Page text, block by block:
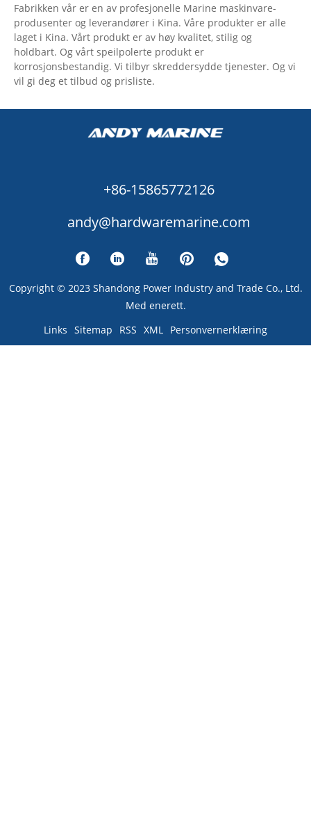
Fabrikken vår er en av profesjonelle Marine maskinvare-
produsenter og leverandører i Kina. Våre produkter er alle
laget i Kina. Vårt produkt er av høy kvalitet, stilig og
holdbart. Og vårt speilpolerte produkt er
korrosjonsbestandig. Vi tilbyr skreddersydde tjenester. Og vi
vil gi deg et tilbud og prisliste.
+86-15865772126
andy@hardwaremarine.com
Copyright © 2023 Shandong Power Industry and Trade Co., Ltd.
Med enerett.
Links Sitemap RSS XML Personvernerklæring